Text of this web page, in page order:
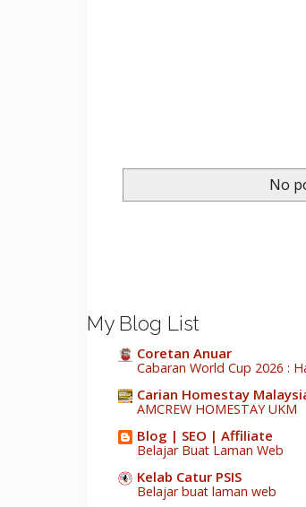
No
My Blog List
Coretan Anuar
Cabaran World Cup 2026 :
Carian Homestay
AMCREW HOMESTAY UKM
Blog | SEO | Affiliate
Belajar Buat Laman Web
Kelab Catur PSIS
Belajar buat laman web